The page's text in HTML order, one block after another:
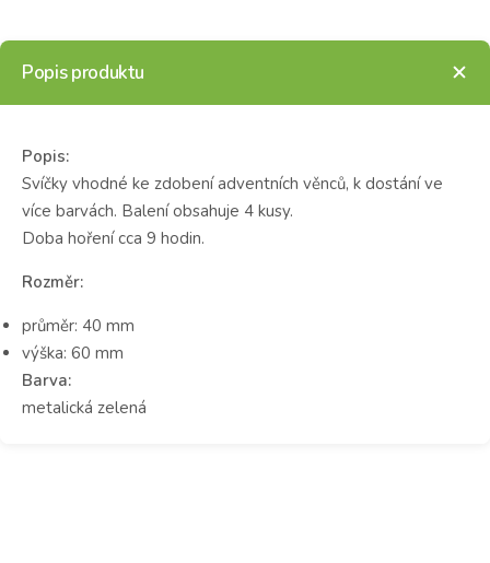
Popis produktu
Popis:
Svíčky vhodné ke zdobení adventních věnců, k dostání ve
více barvách. Balení obsahuje 4 kusy.
Doba hoření cca 9 hodin.
Rozměr:
průměr: 40 mm
výška: 60 mm
Barva:
metalická zelená